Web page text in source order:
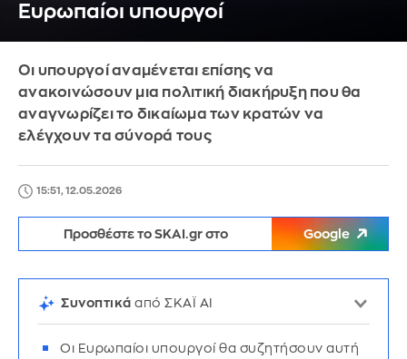
Ευρωπαίοι υπουργοί
Οι υπουργοί αναμένεται επίσης να
ανακοινώσουν μια πολιτική διακήρυξη που θα
αναγνωρίζει το δικαίωμα των κρατών να
ελέγχουν τα σύνορά τους
15:51, 12.05.2026
Προσθέστε το SKAI.gr στο Google
Συνοπτικά από ΣΚΑΪ AI
Οι Ευρωπαίοι υπουργοί θα συζητήσουν αυτή